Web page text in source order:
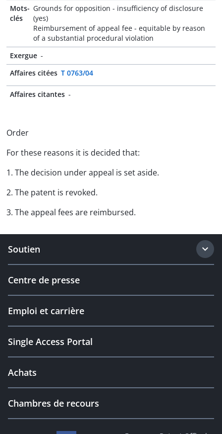
Mots-
clés
Grounds for opposition - insufficiency of disclosure
(yes)
Reimbursement of appeal fee - equitable by reason
of a substantial procedural violation
Exergue -
Affaires citées T 0763/04
Affaires citantes -
Order
For these reasons it is decided that:
1. The decision under appeal is set aside.
2. The patent is revoked.
3. The appeal fees are reimbursed.
Soutien
Centre de presse
Emploi et carrière
Single Access Portal
Achats
Chambres de recours